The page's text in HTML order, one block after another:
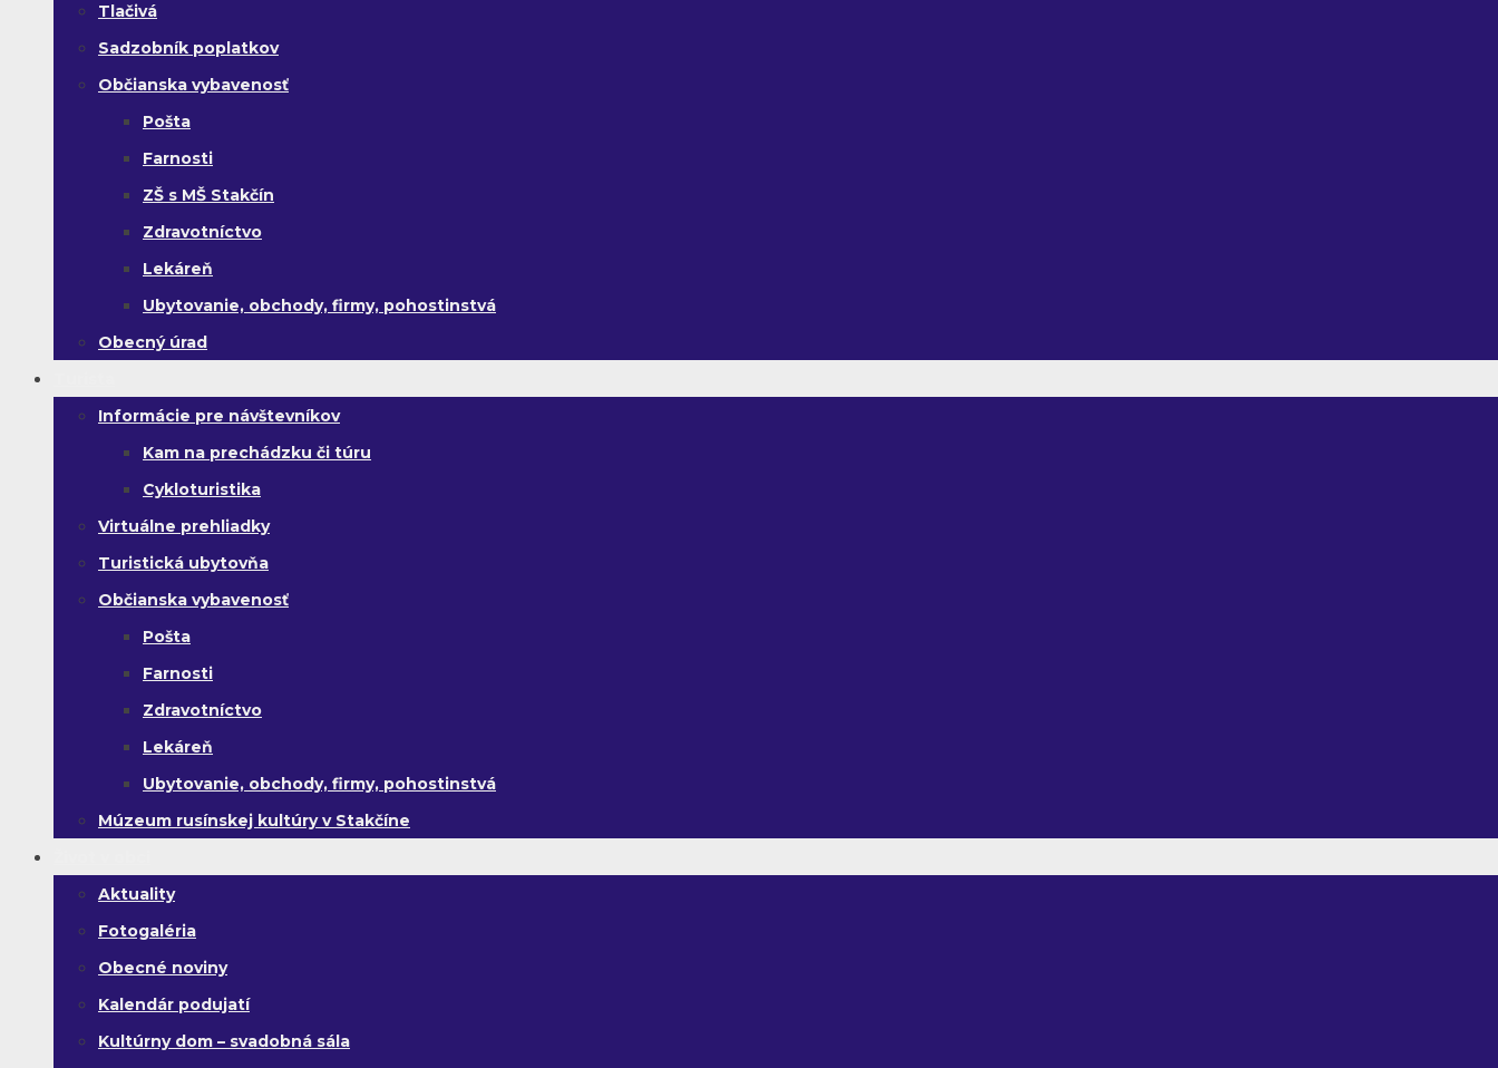
Tlačivá
Sadzobník poplatkov
Občianska vybavenosť
Pošta
Farnosti
ZŠ s MŠ Stakčín
Zdravotníctvo
Lekáreň
Ubytovanie, obchody, firmy, pohostinstvá
Obecný úrad
Informácie pre návštevníkov
Kam na prechádzku či túru
Cykloturistika
Virtuálne prehliadky
Turistická ubytovňa
Občianska vybavenosť
Pošta
Farnosti
Zdravotníctvo
Lekáreň
Ubytovanie, obchody, firmy, pohostinstvá
Múzeum rusínskej kultúry v Stakčíne
Aktuality
Fotogaléria
Obecné noviny
Kalendár podujatí
Kultúrny dom – svadobná sála